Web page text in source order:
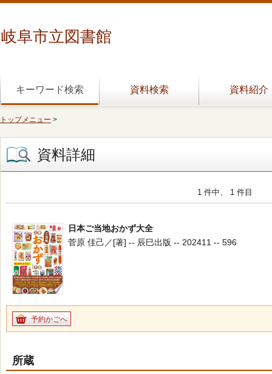
岐阜市立図書館
キーワード検索 資料検索 資料紹介
トップメニュー >
資料詳細
1 件中、 1 件目
日本ご当地おかず大全
菅原 佳己／[著] -- 辰巳出版 -- 202411 -- 596
予約かごへ
所蔵